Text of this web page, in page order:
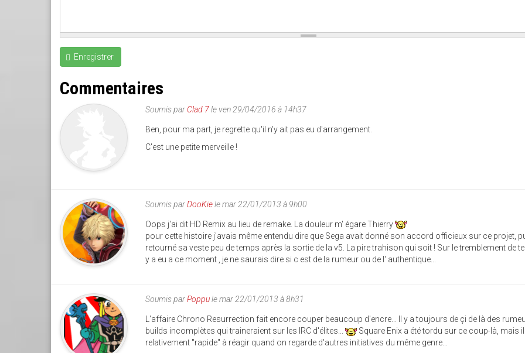
Enregistrer
Commentaires
Soumis par Clad 7le ven 29/04/2016 à 14h37
Ben, pour ma part, je regrette qu'il n'y ait pas eu d'arrangement.
C'est une petite merveille !
Soumis parDooKiele mar 22/01/2013 à 9h00
Oops j'ai dit HD Remix au lieu de remake. La douleur m' égare Thierry
pour cette histoire j'avais même entendu dire que Sega avait donné son accord officieux sur ce projet,
retourné sa veste peu de temps après la sortie de la v5. La pire trahison qui soit ! Sur le tremblement de
y a eu a ce moment , je ne saurais dire si c est de la rumeur ou de l' authentique...
Soumis parPoppule mar 22/01/2013 à 8h31
L'affaire Chrono Resurrection fait encore couper beaucoup d'encre... Il y a toujours de çi de là des
builds incomplètes qui traineraient sur les IRC d'élites...
Square Enix a été tordu sur ce coup-là, mais
relativement "rapide" à réagir quand on regarde d'autres initiatives du même genre...